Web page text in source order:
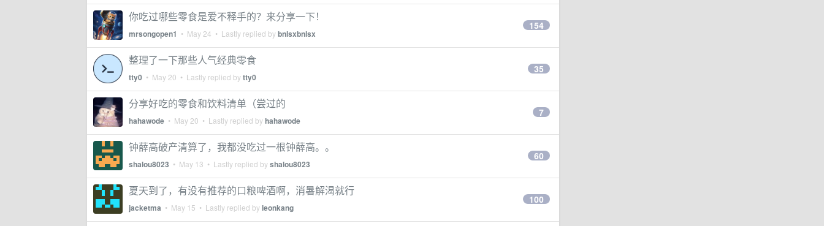
你吃过哪些零食是爱不释手的？来分享一下！
mrsongopen1 • May 24 • Lastly replied bybnlsxbnlsx
154
整理了一下那些人气经典零食
tty0 • May 20 • Lastly replied bytty0
35
分享好吃的零食和饮料清单（尝过的
hahawode • May 20 • Lastly replied byhahawode
7
钟薛高破产清算了，我都没吃过一根钟薛高。。
shalou8023 • May 13 • Lastly replied byshalou8023
60
夏天到了，有没有推荐的口粮啤酒啊，消暑解渴就行
jacketma • May 15 • Lastly replied byleonkang
100